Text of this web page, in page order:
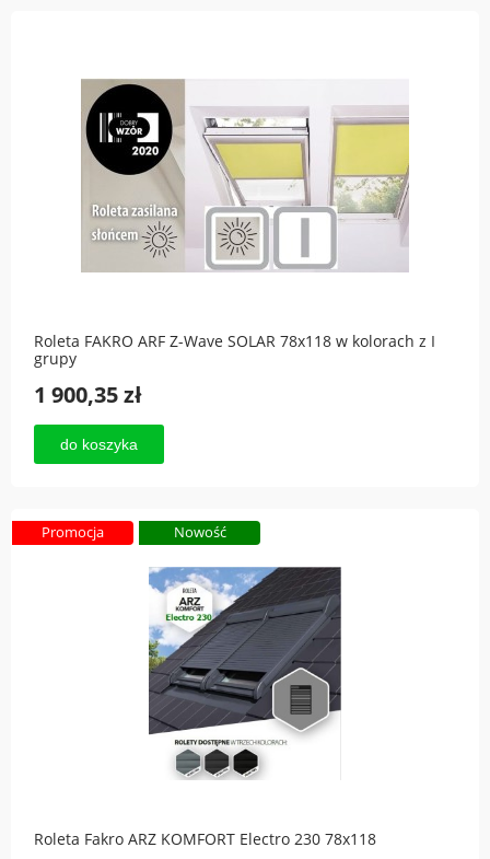
Roleta FAKRO ARF Z-Wave SOLAR 78x118 w kolorach z I
grupy
1 900,35 zł
do koszyka
Roleta Fakro ARZ KOMFORT Electro 230 78x118
Promocja Nowość